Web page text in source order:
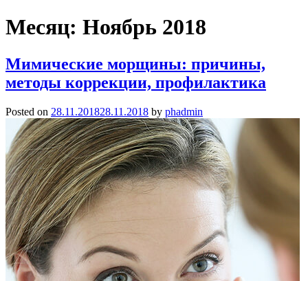
Месяц: Ноябрь 2018
Мимические морщины: причины,
методы коррекции, профилактика
Posted on 28.11.201828.11.2018 by phadmin